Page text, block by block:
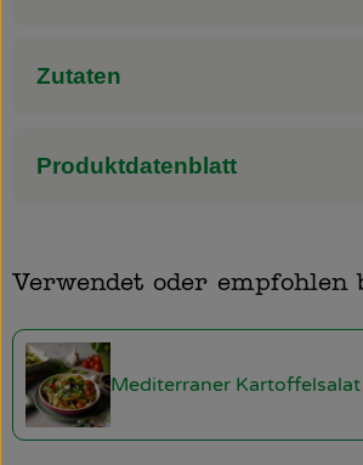
Zutaten
Produktdatenblatt
Verwendet oder empfohlen
Mediterraner Kartoffelsalat